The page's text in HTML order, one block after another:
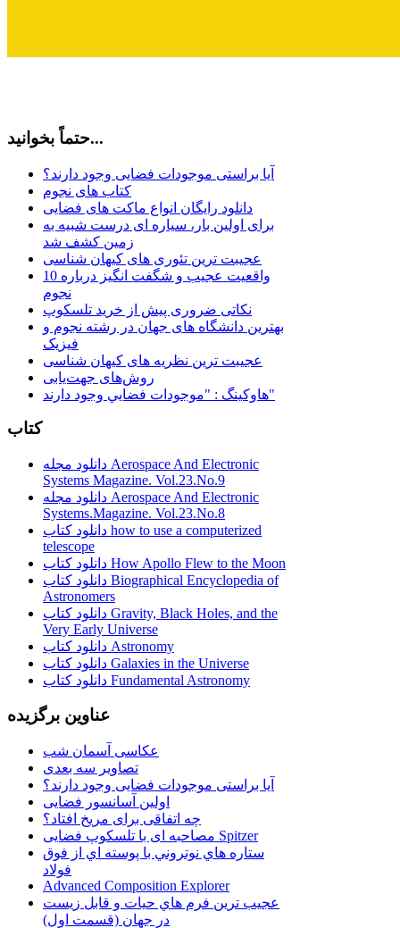
حتماً بخوانید...
آیا براستی موجودات فضایی وجود دارند؟
کتاب های نجوم
دانلود رایگان انواع ماکت های فضایی
برای اولین بار، سیاره ای درست شبیه به
زمین کشف شد
عجیبت ترین تئوری های کیهان شناسی
10 واقعیت عجیب و شگفت انگیز درباره
نجوم
نکاتی ضروری پیش از خرید تلسکوپ
بهترین دانشگاه های جهان در رشته نجوم و
فیزیک
عجیبت ترین نظریه های کیهان شناسی
روش‌های جهت‌یابی
هاوكينگ : "موجودات فضايي وجود دارند"
کتاب
دانلود مجله Aerospace And Electronic
Systems Magazine. Vol.23.No.9
دانلود مجله Aerospace And Electronic
Systems.Magazine. Vol.23.No.8
دانلود کتاب how to use a computerized
telescope
دانلود کتاب How Apollo Flew to the Moon
دانلود کتاب Biographical Encyclopedia of
Astronomers
دانلود کتاب Gravity, Black Holes, and the
Very Early Universe
دانلود کتاب Astronomy
دانلود کتاب Galaxies in the Universe
دانلود کتاب Fundamental Astronomy
عناوین برگزیده
عکاسی آسمان شب
تصاویر سه بعدی
آیا براستی موجودات فضایی وجود دارند؟
اولین آسانسور فضایی
چه اتفاقی برای مریخ افتاد؟
مصاحبه ای با تلسکوپ فضایی Spitzer
ستاره هاي نوتروني با پوسته اي از فوق
فولاد
Advanced Composition Explorer
عجیب ترین فرم هاي حيات و قابل زيست
در جهان (قسمت اول)